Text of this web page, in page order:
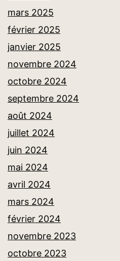
mars 2025
février 2025
janvier 2025
novembre 2024
octobre 2024
septembre 2024
août 2024
juillet 2024
juin 2024
mai 2024
avril 2024
mars 2024
février 2024
novembre 2023
octobre 2023